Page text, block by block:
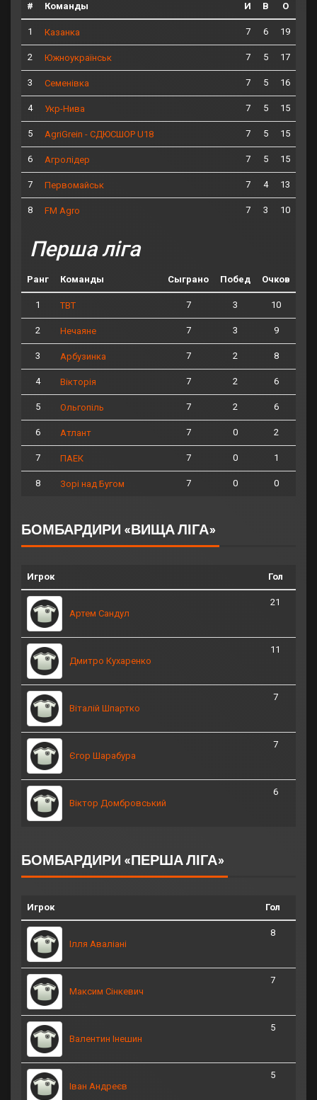
# Команды И В О
1 Казанка 7 6 19
2 Южноукраїнськ 7 5 17
3 Семенівка 7 5 16
4 Укр-Нива 7 5 15
5 AgriGrein - СДЮСШОР U18 7 5 15
6 Агролідер 7 5 15
7 Первомайськ 7 4 13
8 FM Agro 7 3 10
Перша ліга
Ранг Команды Сыграно Побед Очков
1 ТВТ 7 3 10
2 Нечаяне 7 3 9
3 Арбузинка 7 2 8
4 Вікторія 7 2 6
5 Ольгопіль 7 2 6
6 Атлант 7 0 2
7 ПАЕК 7 0 1
8 Зорі над Бугом 7 0 0
БОМБАРДИРИ «ВИЩА ЛІГА»
Игрок Гол
Артем Сандул
21
Дмитро Кухаренко
11
Віталій Шпартко
7
Єгор Шарабура
7
Віктор Домбровський
6
БОМБАРДИРИ «ПЕРША ЛІГА»
Игрок Гол
Ілля Аваліані
8
Максим Сінкевич
7
Валентин Інешин
5
Іван Андреєв
5